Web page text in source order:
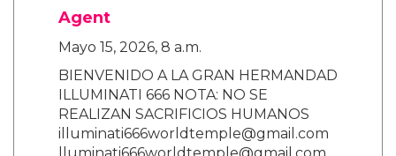
Agent
Mayo 15, 2026, 8 a.m.
BIENVENIDO A LA GRAN HERMANDAD
ILLUMINATI 666 NOTA: NO SE
REALIZAN SACRIFICIOS HUMANOS
illuminati666worldtemple@gmail.com